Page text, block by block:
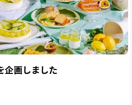
画しました